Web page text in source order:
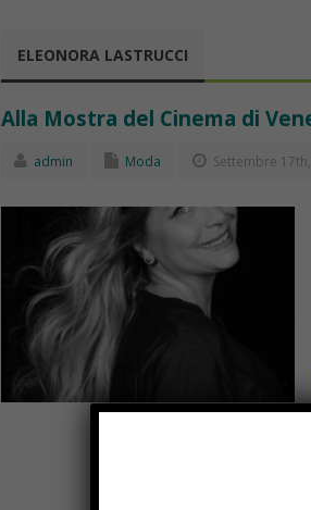
ELEONORA LASTRUCCI
Alla Mostra del Cinema di
admin Moda Settembre